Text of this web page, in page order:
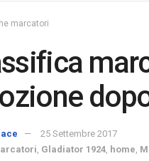
marcatori
25 Settembre 2017
Gladiator 1924 home